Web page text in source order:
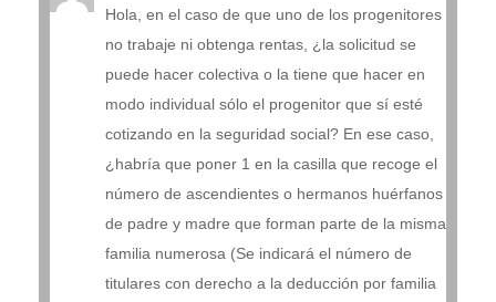
Hola, en el caso de que uno de los progenitores
no trabaje ni obtenga rentas, ¿la solicitud se
puede hacer colectiva o la tiene que hacer en
modo individual sólo el progenitor que sí esté
cotizando en la seguridad social? En ese caso,
¿habría que poner 1 en la casilla que recoge el
número de ascendientes o hermanos huérfanos
de padre y madre que forman parte de la misma
familia numerosa (Se indicará el número de
titulares con derecho a la deducción por familia